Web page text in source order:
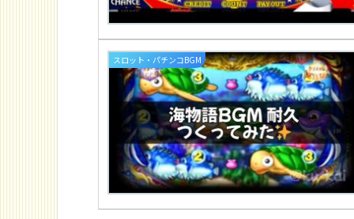
スロット・パチンコBGM